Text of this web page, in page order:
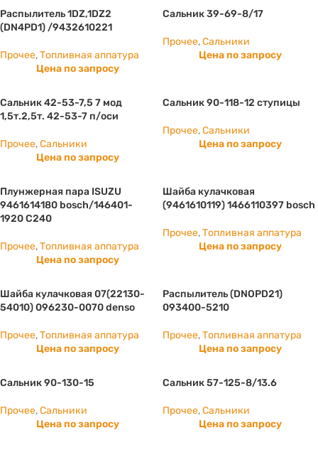
Распылитель 1DZ,1DZ2
(DN4PD1) /9432610221
Прочее,Топливная аппатура
Цена по запросу
Сальник 39-69-8/17
Прочее,Сальники
Цена по запросу
Сальник 42-53-7,5 7 мод
1,5т.2,5т. 42-53-7 п/оси
Прочее,Сальники
Цена по запросу
Сальник 90-118-12 ступицы
Прочее,Сальники
Цена по запросу
Плунжерная пара ISUZU
9461614180 bosch/146401-
1920 С240
Прочее,Топливная аппатура
Цена по запросу
Шайба кулачковая
(9461610119) 1466110397 bosch
Прочее,Топливная аппатура
Цена по запросу
Шайба кулачковая 07(22130-
54010) 096230-0070 denso
Прочее,Топливная аппатура
Цена по запросу
Распылитель (DNOPD21)
093400-5210
Прочее,Топливная аппатура
Цена по запросу
Сальник 90-130-15
Прочее,Сальники
Цена по запросу
Сальник 57-125-8/13.6
Прочее,Сальники
Цена по запросу